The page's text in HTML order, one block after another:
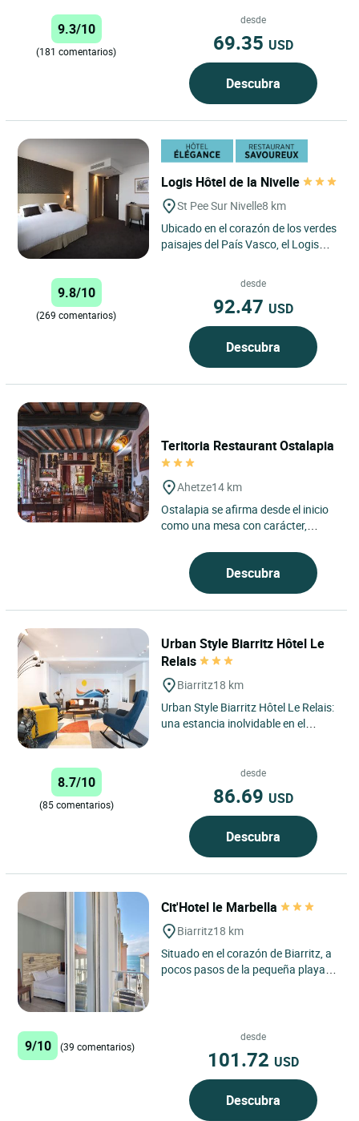
ciudad balneario,...
9.3/10
(181 comentarios)
desde
69.35 USD
Descubra
Logis Hôtel de la Nivelle
St Pee Sur Nivelle8 km
Ubicado en el corazón de los verdes
paisajes del País Vasco, el Logis
9.8/10
(269 comentarios)
desde
92.47 USD
Descubra
Teritoria Restaurant Ostalapia
Ahetze14 km
Ostalapia se afirma desde el inicio
como una mesa con carácter,
Ahetze, en el corazón...
Descubra
Urban Style Biarritz Hôtel Le
Relais
Biarritz18 km
Urban Style Biarritz Hôtel Le Relais:
una estancia inolvidable en el
8.7/10
(85 comentarios)
desde
86.69 USD
Descubra
Cit'Hotel le Marbella
Biarritz18 km
Situado en el corazón de Biarritz, a
pocos pasos de la pequeña playa
9/10 (39 comentarios)
desde
101.72 USD
Descubra